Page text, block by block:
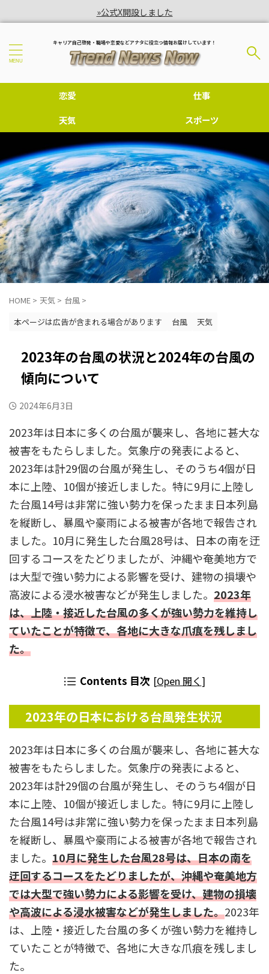
»公式X開設しました
キャリア自己啓発・職場や恋愛などアナタに役立つ情報お届けしています！
恋愛
仕事
天気
スポーツ
HOME > 天気 > 台風 >
本ページは広告が含まれる場合があります
台風 天気
2023年の台風の状況と2024年の台風の
傾向について
2024年6月3日
2023年は日本に多くの台風が襲来し、各地に甚大な
被害をもたらしました。気象庁の発表によると、
2023年は計29個の台風が発生し、そのうち4個が日
本に上陸、10個が接近しました。特に9月に上陸し
た台風14号は非常に強い勢力を保ったまま日本列島
を縦断し、暴風や豪雨による被害が各地で報告され
ました。10月に発生した台風28号は、日本の南を迂
回するコースをたどりましたが、沖縄や奄美地方で
は大型で強い勢力による影響を受け、建物の損壊や
高波による浸水被害などが発生しました。 2023年
は、上陸・接近した台風の多くが強い勢力を維持し
ていたことが特徴で、各地に大きな爪痕を残しまし
た。
Contents 目次 [Open 開く]
2023年の日本における台風発生状況
2023年は日本に多くの台風が襲来し、各地に甚大な
被害をもたらしました。気象庁の発表によると、
2023年は計29個の台風が発生し、そのうち4個が日
本に上陸、10個が接近しました。特に9月に上陸し
た台風14号は非常に強い勢力を保ったまま日本列島
を縦断し、暴風や豪雨による被害が各地で報告され
ました。 10月に発生した台風28号は、日本の南を
迂回するコースをたどりましたが、沖縄や奄美地方
では大型で強い勢力による影響を受け、建物の損壊
や高波による浸水被害などが発生しました。2023年
は、上陸・接近した台風の多くが強い勢力を維持し
ていたことが特徴で、各地に大きな爪痕を残しまし
た。